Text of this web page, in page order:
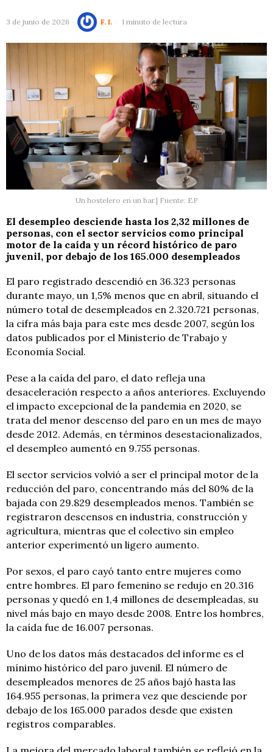
3 de junio de 2026 F. I. 1 minuto de lectura
Un hostelero en un bar.| Fuente: EP
El desempleo desciende hasta los 2,32 millones de
personas, con el sector servicios como principal
motor de la caída y un récord histórico de paro
juvenil, por debajo de los 165.000 desempleados
El paro registrado descendió en 36.323 personas
durante mayo, un 1,5% menos que en abril, situando el
número total de desempleados en 2.320.721 personas,
la cifra más baja para este mes desde 2007, según los
datos publicados por el Ministerio de Trabajo y
Economía Social.
Pese a la caída del paro, el dato refleja una
desaceleración respecto a años anteriores. Excluyendo
el impacto excepcional de la pandemia en 2020, se
trata del menor descenso del paro en un mes de mayo
desde 2012. Además, en términos desestacionalizados,
el desempleo aumentó en 9.755 personas.
El sector servicios volvió a ser el principal motor de la
reducción del paro, concentrando más del 80% de la
bajada con 29.829 desempleados menos. También se
registraron descensos en industria, construcción y
agricultura, mientras que el colectivo sin empleo
anterior experimentó un ligero aumento.
Por sexos, el paro cayó tanto entre mujeres como
entre hombres. El paro femenino se redujo en 20.316
personas y quedó en 1,4 millones de desempleadas, su
nivel más bajo en mayo desde 2008. Entre los hombres,
la caída fue de 16.007 personas.
Uno de los datos más destacados del informe es el
mínimo histórico del paro juvenil. El número de
desempleados menores de 25 años bajó hasta las
164.955 personas, la primera vez que desciende por
debajo de los 165.000 parados desde que existen
registros comparables.